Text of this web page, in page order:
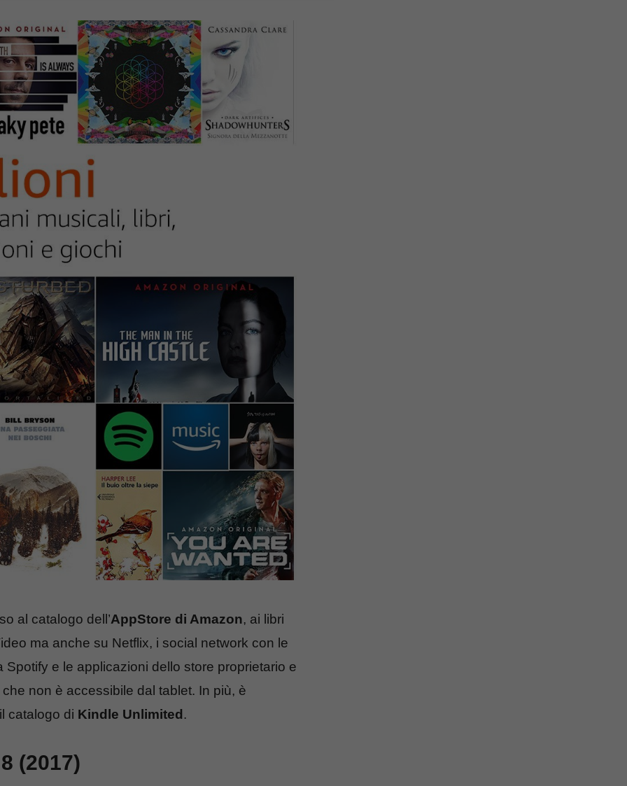
al catalogo dell’AppStore di Amazon, ai libri
ma anche su Netflix, i social network con le
e le applicazioni dello store proprietario e
non è accessibile dal tablet. In più, è
catalogo di Kindle Unlimited .
(2017)